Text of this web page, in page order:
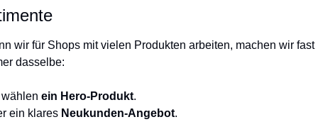
wir für Shops mit vielen Produkten arbeiten, machen wir fast
dasselbe:
ein Hero-Produkt.
ein klares Neukunden-Angebot.